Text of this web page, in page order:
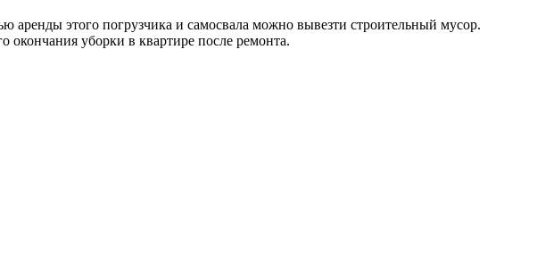
этого погрузчика и самосвала можно вывезти строительный мусор.
окончания уборки в квартире после ремонта.